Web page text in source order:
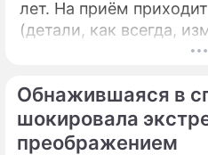
лет. На приём
(детали, как всегда,
Обнажившаяся в
шокировала
преображением